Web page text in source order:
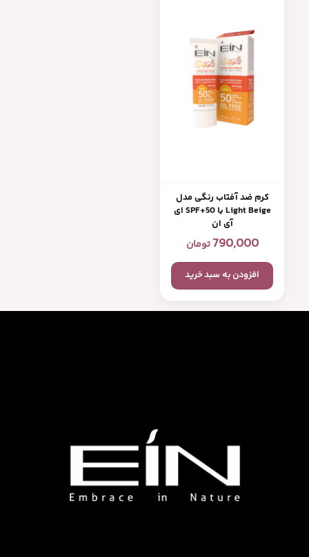
کرم ضد آفتاب رنگی مدل
Light Beige با SPF+50 ای
آی ان
790,000تومان
افزودن به سبد خرید